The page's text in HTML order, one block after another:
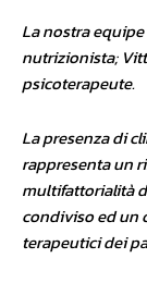
La nostra
nutrizionista;
psicoterapeute.
La presenza di
rappresenta un
multifattorialità
condiviso ed un
terapeutici dei